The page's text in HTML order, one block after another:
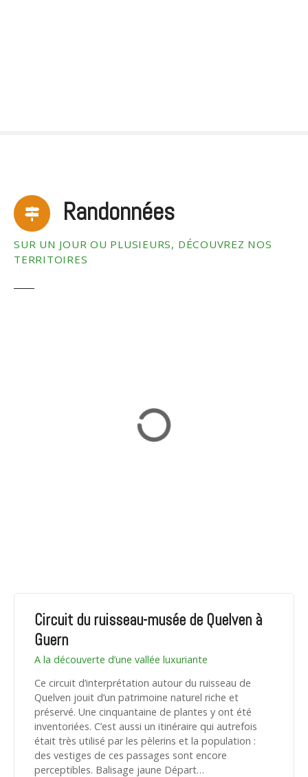
Randonnées
SUR UN JOUR OU PLUSIEURS, DÉCOUVREZ NOS
TERRITOIRES
Circuit du ruisseau-musée de Quelven à
Guern
A la découverte d’une vallée luxuriante
Ce circuit d’interprétation autour du ruisseau de
Quelven jouit d’un patrimoine naturel riche et
préservé. Une cinquantaine de plantes y ont été
inventoriées. C’est aussi un itinéraire qui autrefois
était très utilisé par les pèlerins et la population :
des vestiges de ces passages sont encore
perceptibles. Balisage jaune Départ…